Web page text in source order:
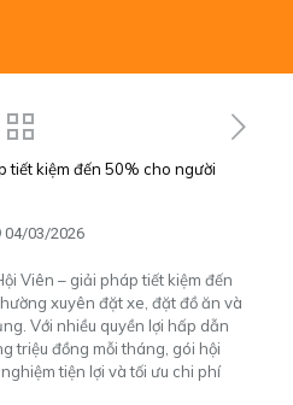
tiết kiệm đến 50% cho người
04/03/2026
Viên – giải pháp tiết kiệm đến
xuyên đặt xe, đặt đồ ăn và
Với nhiều quyền lợi hấp dẫn
triệu đồng mỗi tháng, gói hội
tiện lợi và tối ưu chi phí